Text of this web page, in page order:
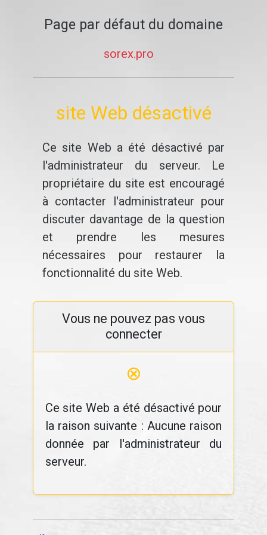
Page par défaut du domaine
sorex.pro
site Web désactivé
Ce site Web a été désactivé par
l'administrateur du serveur. Le
propriétaire du site est encouragé
à contacter l'administrateur pour
discuter davantage de la question
et prendre les mesures
nécessaires pour restaurer la
fonctionnalité du site Web.
Vous ne pouvez pas vous
connecter
⊗
Ce site Web a été désactivé pour
la raison suivante : Aucune raison
donnée par l'administrateur du
serveur.